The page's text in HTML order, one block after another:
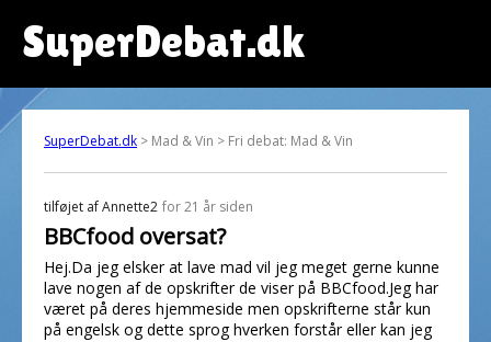
SuperDebat.dk
SuperDebat.dk > Mad & Vin > Fri debat: Mad & Vin
tilføjet afAnnette2 for 21 år siden
BBCfood oversat?
Hej.Da jeg elsker at lave mad vil jeg meget gerne kunne
lave nogen af de opskrifter de viser på BBCfood.Jeg har
været på deres hjemmeside men opskrifterne står kun
på engelsk og dette sprog hverken forstår eller kan jeg